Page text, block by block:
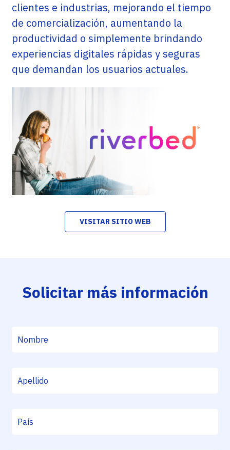
clientes e industrias, mejorando el tiempo
de comercialización, aumentando la
productividad o simplemente brindando
experiencias digitales rápidas y seguras
que demandan los usuarios actuales.
VISITAR SITIO WEB
Solicitar más información